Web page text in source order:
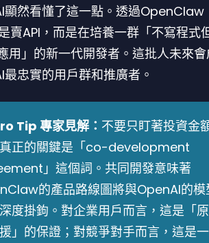
顯然看懂了這一點。透過OpenClaw
賣API，而是在培養一群「不寫程式
用」的新一代開發者。這批人未來
忠實的用戶群和推廣者。
Tip 專家見解： 不要只盯著投資金
正的關鍵是「co-development
」這個詞。共同開發意味著
的產品路線圖將與OpenAI的模
度掛鉤。對企業用戶而言，這是「原
」的保證；對競爭對手而言，這是一